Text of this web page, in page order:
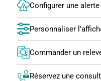
Configurer une alerte
Personnaliser
Commander un
Réservez une